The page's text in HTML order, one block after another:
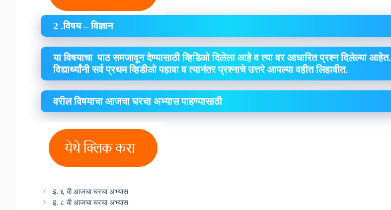
2 .विषय – विज्ञान
या विषयाचा पाठ समजावून देण्यासाठी व्हिडिओ दिलेला आहे व त्या वर आधारित प्रश्न दिलेल्या आहेत.
विद्यार्थ्यांनी सर्व प्रथम व्हिडीओ पहावा व त्यानंतर प्रश्नाचे उत्तरे आपल्या वहीत लिहावीत.
वरील विषयाचा आजचा घरचा अभ्यास पाहण्यासाठी
इ. ६ वी आजचा घरचा अभ्यास
इ. ८ वी आजचा घरचा अभ्यास